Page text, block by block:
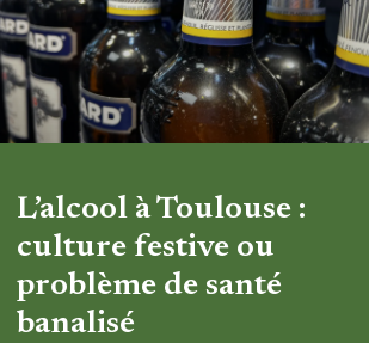
L’alcool à Toulouse :
culture festive ou
problème de santé
banalisé